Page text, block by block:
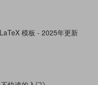
模板 - 2025年更新